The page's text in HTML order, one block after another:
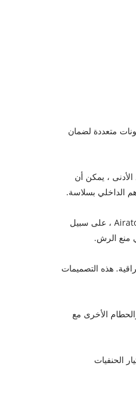
متعددة لضمان
، يمكن أن
الداخلي بسلاسة.
واحدة من أبرز التطورات في تكنولوجيا الصنبور هي دمج ميزات توفير المياه. تم تصميم الحنفيات الحديثة لتقليل هدر المياه ، مما يجعلها أكثر ملاءمة للبيئة وفعالة من حيث التكلفة. Airators ، على سبيل
هذه التصميمات
الأخرى مع
الحنفيات